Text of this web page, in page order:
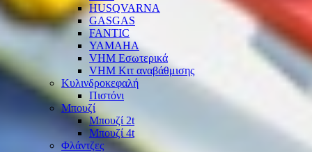
HUSQVARNA
GASGAS
FANTIC
YAMAHA
VHM Εσωτερικά
VHM Κιτ αναβάθμισης
Κυλινδροκεφαλή
Πιστόνι
Μπουζί
Μπουζί 2t
Μπουζί 4t
Φλάντζες